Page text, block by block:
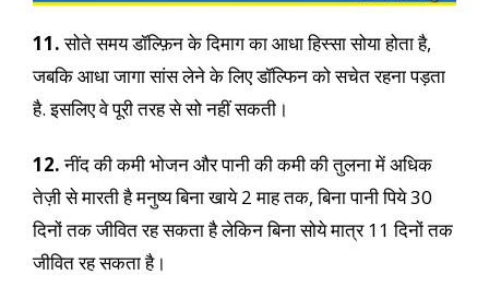
11.सोते समय डॉल्फ़िन के दिमाग का आधा हिस्सा सोया होता है,
जबकि आधा जागा सांस लेने के लिए डॉल्फिन को सचेत रहना पड़ता
है. इसलिए वे पूरी तरह से सो नहीं सकती।
12.नींद की कमी भोजन और पानी की कमी की तुलना में अधिक
तेज़ी से मारती है मनुष्य बिना खाये 2 माह तक, बिना पानी पिये 30
दिनों तक जीवित रह सकता है लेकिन बिना सोये मात्र 11 दिनों तक
जीवित रह सकता है।